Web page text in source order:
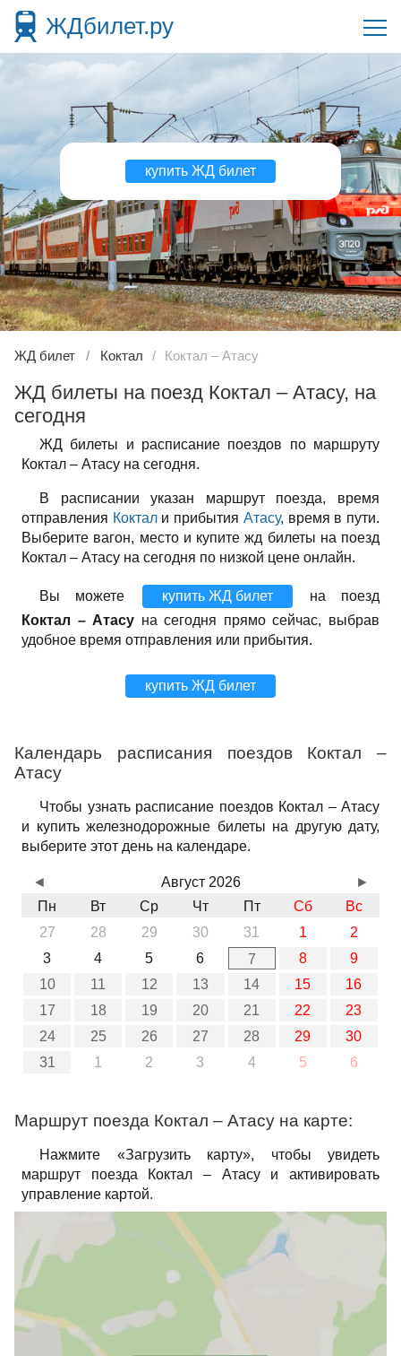
ЖДбилет.ру
купить ЖД билет
ЖД билет Коктал Коктал – Атасу
ЖД билеты на поезд Коктал – Атасу, на
сегодня
ЖД билеты и расписание поездов по маршруту
Коктал – Атасу на сегодня.
В расписании указан маршрут поезда, время
отправления Коктали прибытия Атасу, время в пути.
Выберите вагон, место и купите жд билеты на поезд
Коктал – Атасу на сегодня по низкой цене онлайн.
Вы можете купить ЖД билет
на поезд
Коктал – Атасу на сегодня прямо сейчас, выбрав
удобное время отправления или прибытия.
купить ЖД билет
Календарь расписания поездов Коктал –
Атасу
Чтобы узнать расписание поездов Коктал – Атасу
и купить железнодорожные билеты на другую дату,
выберите этот день на календаре.
Август 2026
Пн
Вт Ср Чт Пт Сб
Вс
27
28 29 30 31 1
2
3
4 5 6 7 8
9
10
11 12 13 14 15
16
17
18 19 20 21 22
23
24
25 26 27 28 29
30
31
1 2 3 4 5 6
◄ ►
Маршрут поезда Коктал – Атасу на карте:
Нажмите «Загрузить карту», чтобы увидеть
маршрут поезда Коктал – Атасу и активировать
управление картой.